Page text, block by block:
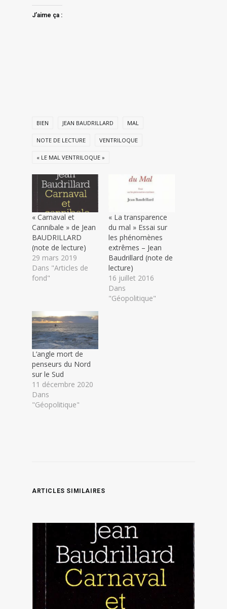
J’aime ça :
BIEN JEAN BAUDRILLARD MAL
NOTE DE LECTURE VENTRILOQUE
« LE MAL VENTRILOQUE »
« Carnaval et
Cannibale » de Jean
BAUDRILLARD
(note de lecture)
29 mars 2019
Dans "Articles de
fond"
« La transparence
du mal » Essai sur
les phénomènes
extrêmes – Jean
Baudrillard (note de
lecture)
16 juillet 2016
Dans
"Géopolitique"
L’angle mort de
penseurs du Nord
sur le Sud
11 décembre 2020
Dans
"Géopolitique"
ARTICLES SIMILAIRES